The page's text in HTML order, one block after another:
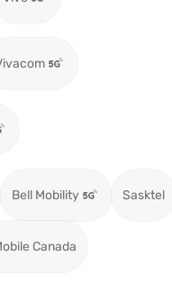
Bell Mobility Sasktel
Canada